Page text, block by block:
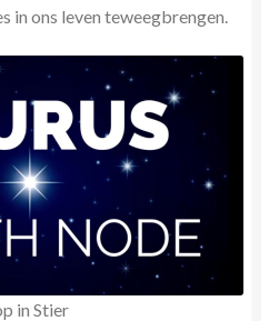
in ons leven teweegbrengen.
in Stier